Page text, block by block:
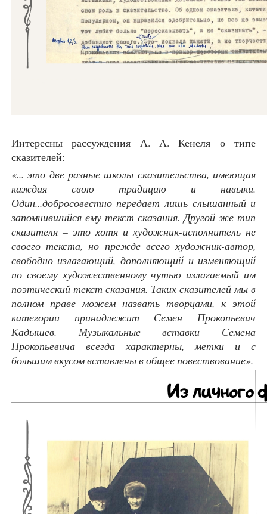
Интересны рассуждения А. А. Кенеля о типе
сказителей:
«... это две разные школы сказительства, имеющая
каждая свою традицию и навыки.
Один...добросовестно передает лишь слышанный и
запомнившийся ему текст сказания. Другой же тип
сказителя – это хотя и художник-исполнитель не
своего текста, но прежде всего художник-автор,
свободно излагающий, дополняющий и изменяющий
по своему художественному чутью излагаемый им
поэтический текст сказания. Таких сказителей мы в
полном праве можем назвать творцами, к этой
категории принадлежит Семен Прокопьевич
Кадышев. Музыкальные вставки Семена
Прокопьевича всегда характерны, метки и с
большим вкусом вставлены в общее повествование».